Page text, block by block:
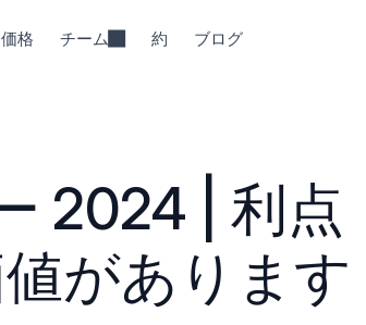
価格 チーム 約 ブログ
2024 | 利点
があります